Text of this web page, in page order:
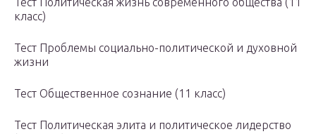
класс)
Тест Проблемы социально-политической и духовной
жизни
Тест Общественное сознание (11 класс)
Тест Политическая элита и политическое лидерство